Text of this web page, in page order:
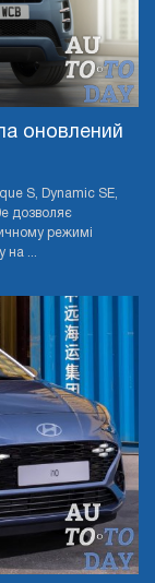
оновлений
S, Dynamic SE,
дозволяє
режимі
на ...